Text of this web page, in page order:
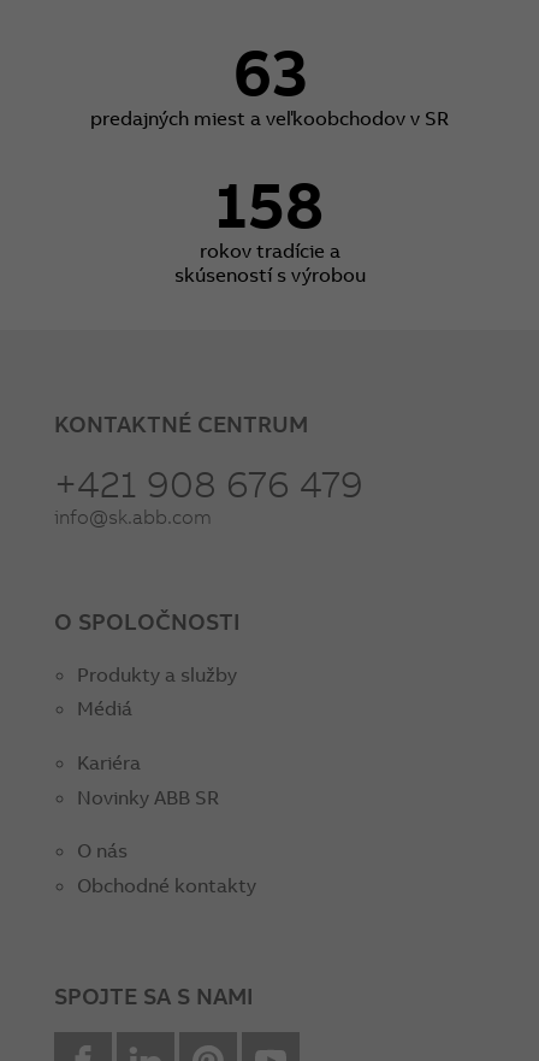
63
predajných miest a veľkoobchodov v SR
158
rokov tradície a
skúseností s výrobou
KONTAKTNÉ CENTRUM
+421 908 676 479
info@sk.abb.com
O SPOLOČNOSTI
Produkty a služby
Médiá
Kariéra
Novinky ABB SR
O nás
Obchodné kontakty
SPOJTE SA S NAMI
facebookLinkedin Pinterest